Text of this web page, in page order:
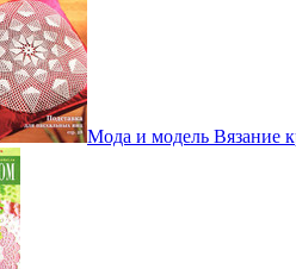
Мода и модель Вязание